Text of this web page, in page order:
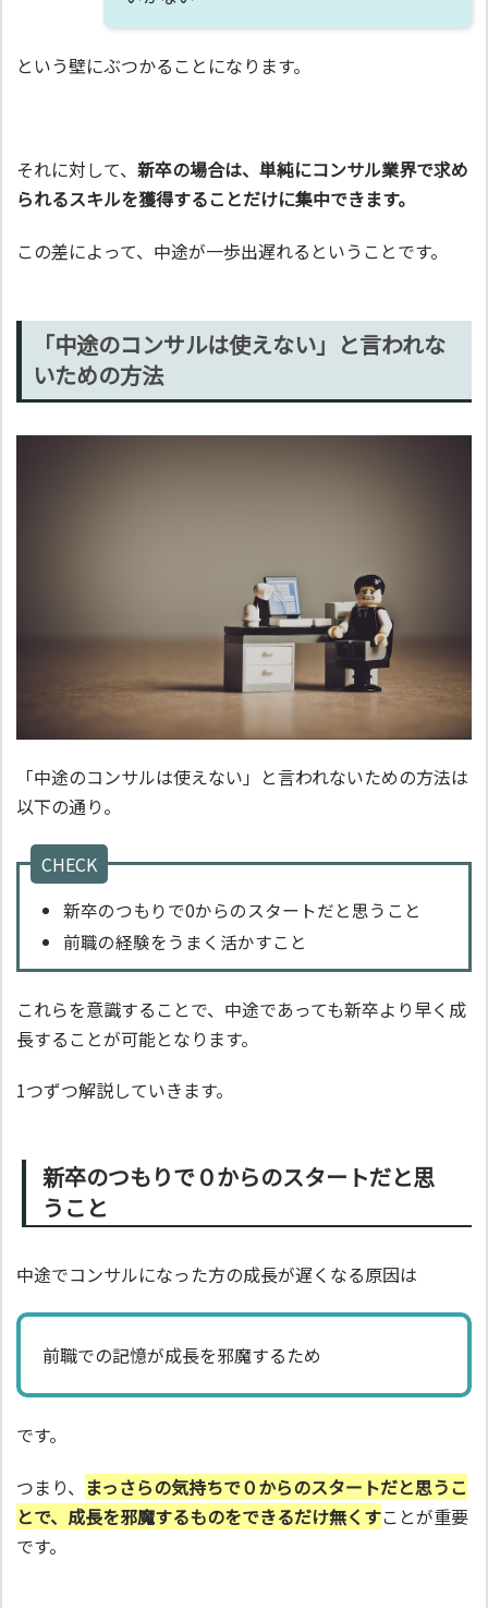
という壁にぶつかることになります。
それに対して、 新卒の場合は、単純にコンサル業界で求め
られるスキルを獲得することだけに集中できます。
この差によって、中途が一歩出遅れるということです。
「中途のコンサルは使えない」と言われな
いための方法
「中途のコンサルは使えない」と言われないための方法は
以下の通り。
CHECK
新卒のつもりで0からのスタートだと思うこと
前職の経験をうまく活かすこと
これらを意識することで、中途であっても新卒より早く成
長することが可能となります。
1つずつ解説していきます。
新卒のつもりで０からのスタートだと思
うこと
中途でコンサルになった方の成長が遅くなる原因は
前職での記憶が成長を邪魔するため
です。
つまり、 まっさらの気持ちで０からのスタートだと思うこ
とで、成長を邪魔するものをできるだけ無くすことが重要
です。